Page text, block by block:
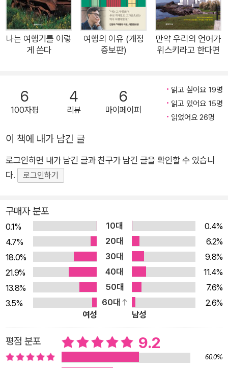
키에게 선사했다. 그리스와 이탈리아, 영국에 이르기까지의 여정
을 하루키 특유의 섬세하고 유려한 문장을 통해 만날 수 있는 걸
작 여행 에세이다. ◈ 줄거리 1986년, 하루키는 지쳐 있었다. 거
미줄처럼 짜인 강연과 원고 청탁도 문제지만, 자신이 이 생활을
한 시기에 달성해야 할 무엇인가를 하지 않은 채 그 나이에 도달
할지도 모른다는 막연한 강박관념. 이것이 어느 날 아침 그가 서
과 로마의 겨울을 지내며 기록한 이 여행 에세이는 사실 ‘여행’의
기록이라기보다 ‘생활’의 기록에 가깝다. 여행 에세이니 필시 낯
선 곳의 풍광을 담고 있을 터이지만 뜨내기 여행자의 기록과는 달
리 시장과 거리 언저리에서 작가가 직접 만나고 겪은 유럽과 유럽
위한 글쓰기’를 유지해 나갔다는데, 그 휴식과 이완의 시간을 통
해 하루키의 명작 《상실의 시대》가 탄생했으니 그의 휴식은 진정
달콤했을 것이다.
나는 여행기를 이렇
게 쓴다
여행의 이유 (개정
증보판)
만약 우리의 언어가
위스키라고 한다면
6
100자평
4
리뷰
6
마이페이퍼
읽고 싶어요 19명
읽고 있어요 15명
읽었어요 26명
이 책에 내가 남긴 글
로그인하면 내가 남긴 글과 친구가 남긴 글을 확인할 수 있습니
다.
로그인하기
구매자 분포
0.1% 10대
0.4%
4.7%
20대
6.2%
18.0%
30대
9.8%
21.9%
40대
11.4%
13.8%
50대
7.6%
3.5%
60대
2.6%
여성
남성
평점 분포 9.2
60.0%